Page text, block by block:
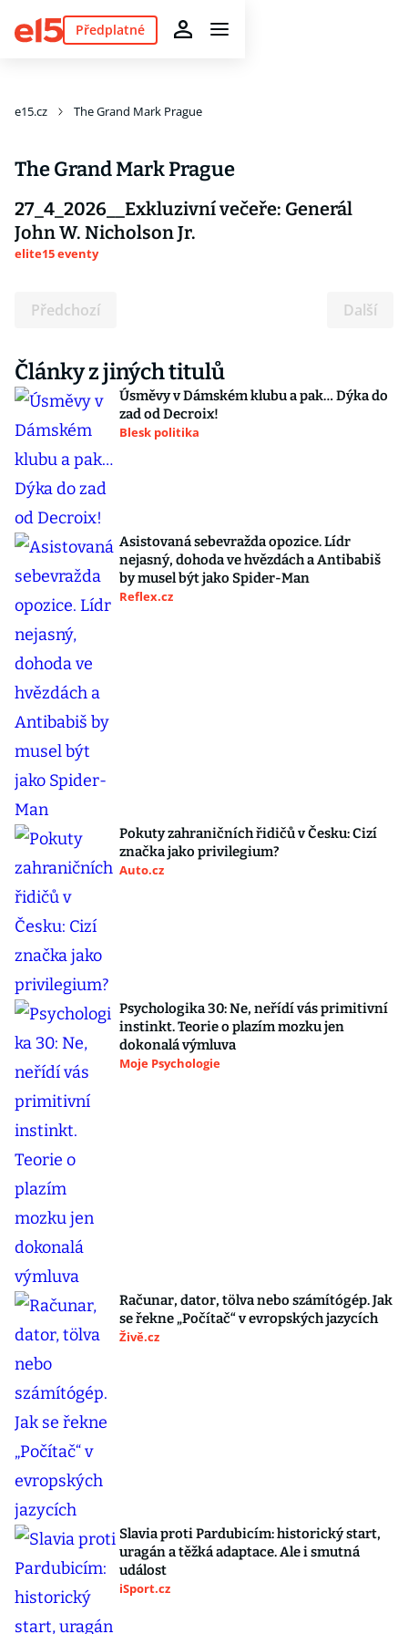
Předplatné
e15.cz The Grand Mark Prague
The Grand Mark Prague
27_4_2026__Exkluzivní večeře: Generál
John W. Nicholson Jr.
elite15 eventy
Předchozí Další
Články z jiných titulů
Úsměvy v Dámském klubu a pak… Dýka do
zad od Decroix!
Blesk politika
Asistovaná sebevražda opozice. Lídr
nejasný, dohoda ve hvězdách a Antibabiš
by musel být jako Spider-Man
Reflex.cz
Pokuty zahraničních řidičů v Česku: Cizí
značka jako privilegium?
Auto.cz
Psychologika 30: Ne, neřídí vás primitivní
instinkt. Teorie o plazím mozku jen
dokonalá výmluva
Moje Psychologie
Računar, dator, tölva nebo számítógép. Jak
se řekne „Počítač“ v evropských jazycích
Živě.cz
Slavia proti Pardubicím: historický start,
uragán a těžká adaptace. Ale i smutná
událost
iSport.cz